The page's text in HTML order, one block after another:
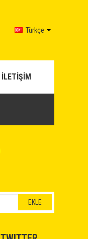
Türkçe
İLETİŞİM